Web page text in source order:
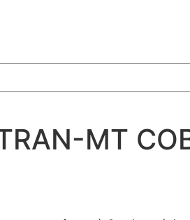
MT